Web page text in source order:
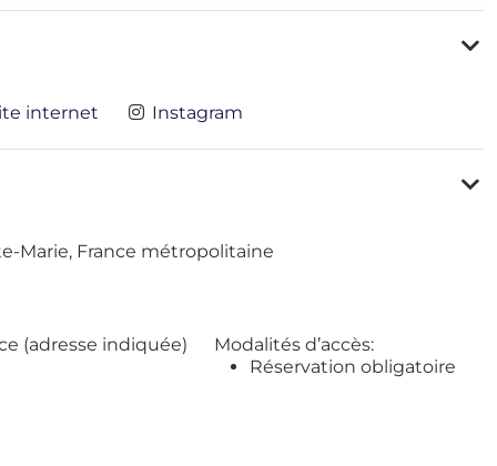
internet Instagram
Marie, France métropolitaine
(adresse indiquée)
Modalités d’accès:
Réservation obligatoire